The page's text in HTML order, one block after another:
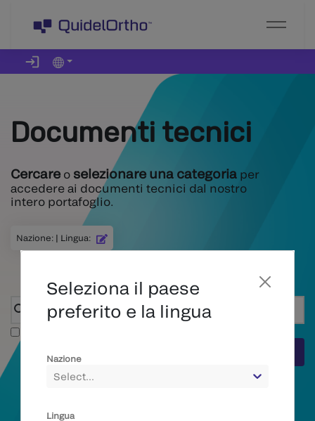
Documenti tecnici
Cercare o selezionare una categoria per
accedere ai documenti tecnici dal nostro
intero portafoglio.
Nazione: | Lingua:
Seleziona il paese
preferito e la lingua
Nazione
Select...
Lingua